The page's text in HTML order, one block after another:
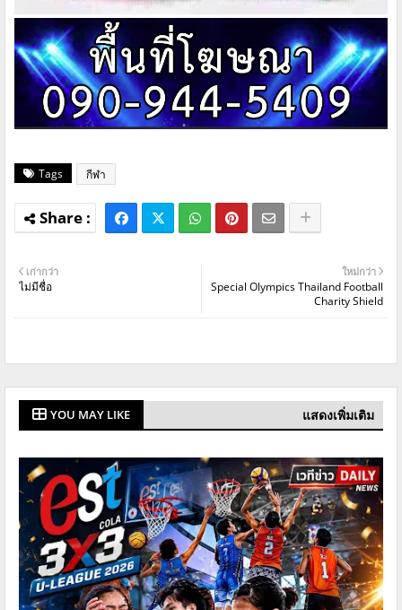
Tags กีฬา
ใหม่กว่า
Special Olympics Thailand Football
Charity Shield
เก่ากว่า
ไม่มีชื่อ
YOU MAY LIKE แสดงเพิ่มเติม